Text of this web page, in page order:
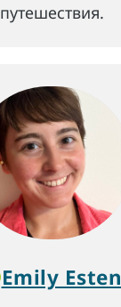
путешествия.
Emily Esten